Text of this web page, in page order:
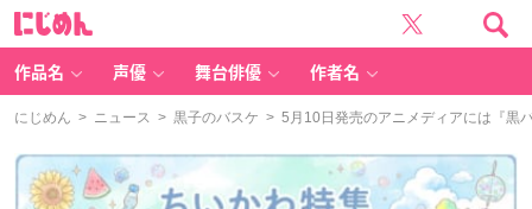
作品名 声優 舞台俳優 作者名
にじめん > ニュース > 黒子のバスケ > 5月10日発売のアニメディアには『黒